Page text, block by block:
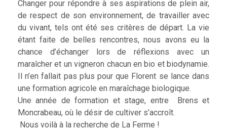
Changer pour répondre à ses aspirations de plein air,
de respect de son environnement, de travailler avec
du vivant, tels ont été ses critères de départ. La vie
étant faite de belles rencontres, nous avons eu la
chance d’échanger lors de réflexions avec un
maraîcher et un vigneron chacun en bio et biodynamie.
Il n’en fallait pas plus pour que Florent se lance dans
une formation agricole en maraîchage biologique.
Une année de formation et stage, entre Brens et
Moncrabeau, où le désir de cultiver s’accroît.
Nous voilà à la recherche de La Ferme !